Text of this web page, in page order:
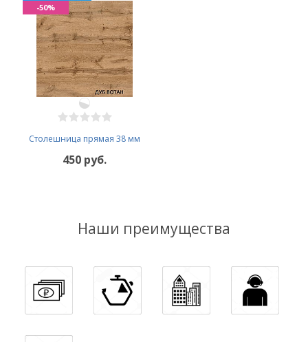
Столешница прямая 38 мм
450 руб.
-50%
Наши преимущества